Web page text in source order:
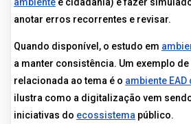
anotar erros recorrentes e revisar.
Quando disponível, o estudo em
a manter consistência. Um exemplo de
relacionada ao tema é o ambiente EAD
ilustra como a digitalização vem
iniciativas do ecossistema público.